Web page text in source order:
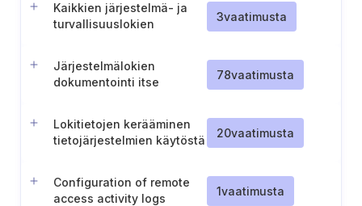
Kaikkien järjestelmä- ja
turvallisuuslokien
3vaatimusta
Järjestelmälokien
dokumentointi itse
78vaatimusta
Lokitietojen kerääminen
tietojärjestelmien käytöstä
20vaatimusta
Configuration of remote
access activity logs
1vaatimusta